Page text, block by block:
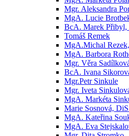
Mgr. Aleksandra
MgA. Lucie
BcA. Marek Přibyl,
Tomáš Remek
MgA.Michal
MgA. Barbora
Mgr. Věra
BcA. Ivana
Mgr.Petr Sinkule
Mgr. Iveta
MgA. Markéta
Marie Sosnová,
MgA. Kateřina
MgA. Eva